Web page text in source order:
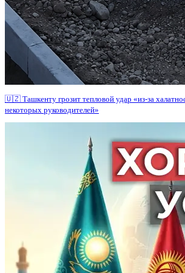
🇺🇿 Ташкенту грозит тепловой удар «из-за
некоторых руководителей»